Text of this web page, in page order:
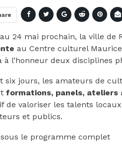
au 24 mai prochain, la ville
au Centre culturel
à l’honneur deux disciplines
six jours, les amateurs de
formations, panels, ateliers
de valoriser les talents
et publics.
le programme complet